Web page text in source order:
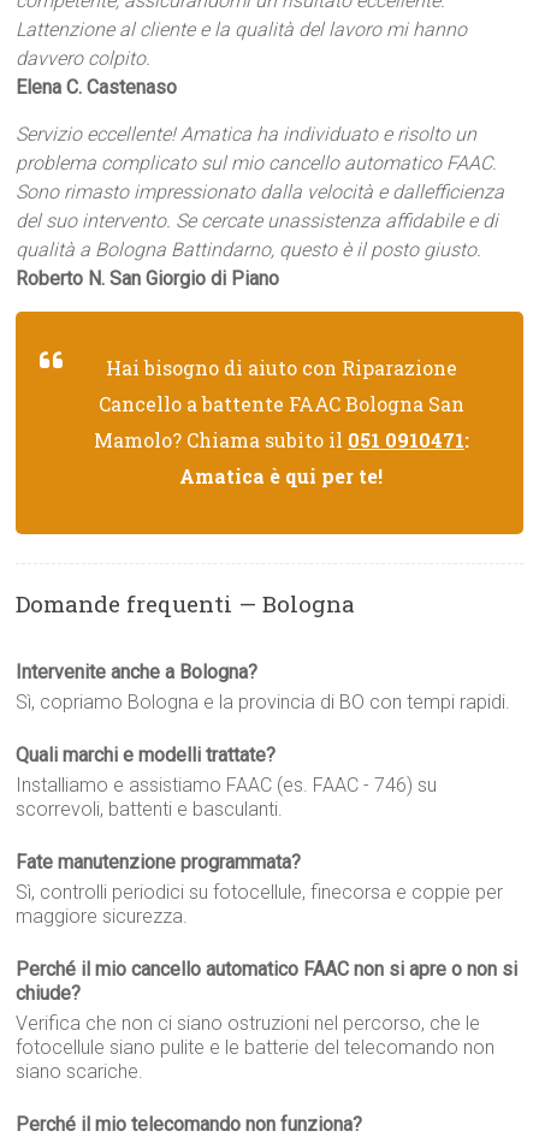
Lattenzione al cliente e la qualità del lavoro mi hanno
davvero colpito.
Elena C. Castenaso
Servizio eccellente! Amatica ha individuato e risolto un
problema complicato sul mio cancello automatico FAAC.
Sono rimasto impressionato dalla velocità e dallefficienza
del suo intervento. Se cercate unassistenza affidabile e di
qualità a Bologna Battindarno, questo è il posto giusto.
Roberto N. San Giorgio di Piano
Hai bisogno di aiuto con Riparazione
Cancello a battente FAAC Bologna San
Mamolo? Chiama subito il 051 0910471:
Amatica è qui per te!
Domande frequenti — Bologna
Intervenite anche a Bologna?
Sì, copriamo Bologna e la provincia di BO con tempi rapidi.
Quali marchi e modelli trattate?
Installiamo e assistiamo FAAC (es. FAAC - 746) su
scorrevoli, battenti e basculanti.
Fate manutenzione programmata?
Sì, controlli periodici su fotocellule, finecorsa e coppie per
maggiore sicurezza.
Perché il mio cancello automatico FAAC non si apre o non si
chiude?
Verifica che non ci siano ostruzioni nel percorso, che le
fotocellule siano pulite e le batterie del telecomando non
siano scariche.
Perché il mio telecomando non funziona?